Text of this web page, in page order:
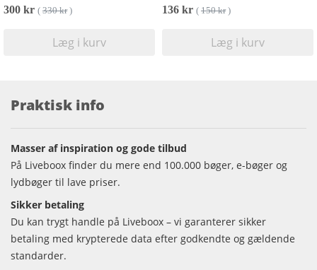
300 kr ( 330 kr)
Læg i kurv
136 kr ( 150 kr)
Læg i kurv
Praktisk info
Masser af inspiration og gode tilbud
På Liveboox finder du mere end 100.000 bøger, e-bøger og
lydbøger til lave priser.
Sikker betaling
Du kan trygt handle på Liveboox – vi garanterer sikker
betaling med krypterede data efter godkendte og gældende
standarder.